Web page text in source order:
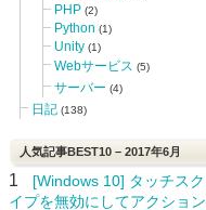
PHP (2)
Python (1)
Unity (1)
Webサービス (5)
サーバー (4)
日記 (138)
人気記事BEST10 – 2017年6月
1
[Windows 10] タッチス
イプを無効にしてアクショ